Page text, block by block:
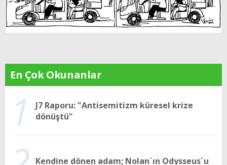
En Çok Okunanlar
1
J7 Raporu: "Antisemitizm küresel krize
dönüştü"
Kendine dönen adam; Nolan´ın Odysseus´u